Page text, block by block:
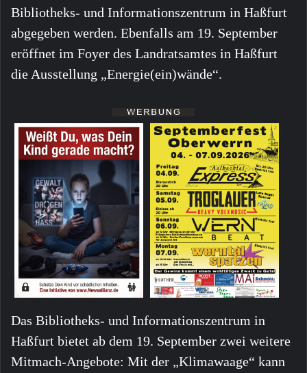
Bibliotheks- und Informationszentrum in Haßfurt
abgegeben werden. Ebenfalls am 19. September
eröffnet im Foyer des Landratsamtes in Haßfurt
die Ausstellung „Energie(ein)wände“.
Das Bibliotheks- und Informationszentrum in
Haßfurt bietet ab dem 19. September zwei weitere
Mitmach-Angebote: Mit der „Klimawaage“ kann